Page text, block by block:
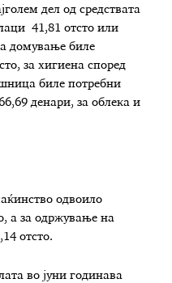
дел од средствата
41,81 отсто или
домување биле
за хигиена според
биле потребни
денари, за облека и
одвоило
а за одржување на
отсто.
во јуни годинава